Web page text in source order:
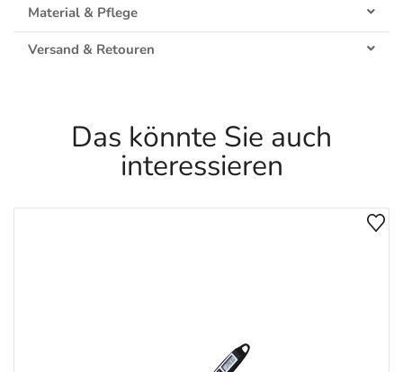
Material & Pflege
Versand & Retouren
Das könnte Sie auch
interessieren